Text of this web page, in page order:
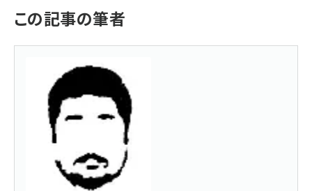
この記事の筆者